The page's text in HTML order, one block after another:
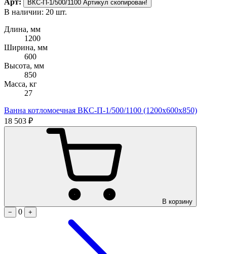
ВКС-П-1/500/1100 Артикул скопирован!
В наличии: 20 шт.
Длина, мм
1200
Ширина, мм
600
Высота, мм
850
Масса, кг
27
Ванна котломоечная ВКС-П-1/500/1100 (1200х600х850)
18 503 ₽
В корзину
−
0 +